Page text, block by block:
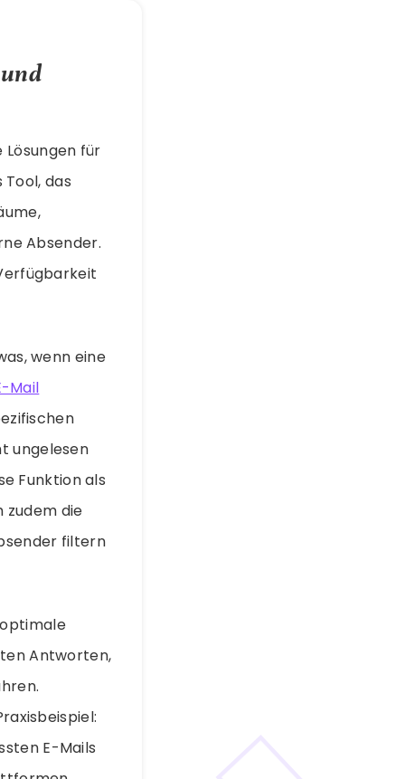
für
das
Absender.
wenn eine
Mail
ungelesen
Funktion als
zudem die
filtern
Antworten,
E-Mails